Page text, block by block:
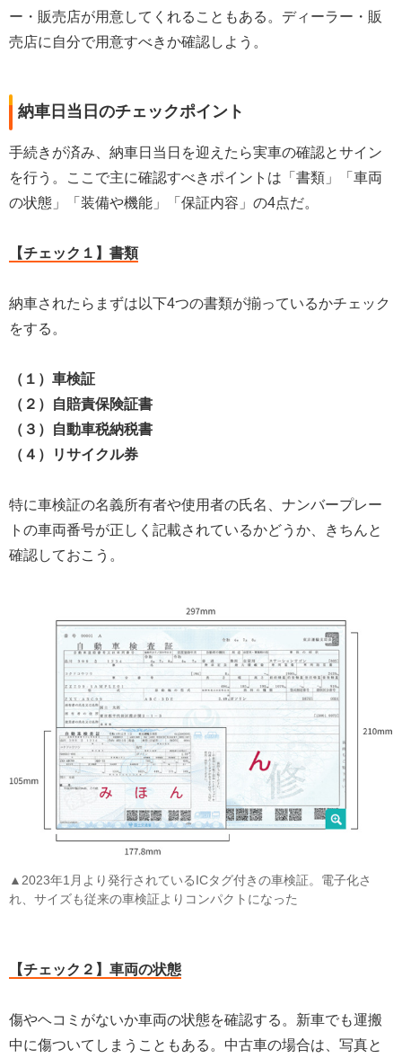
ー・販売店が用意してくれることもある。ディーラー・販
売店に自分で用意すべきか確認しよう。
納車日当日のチェックポイント
手続きが済み、納車日当日を迎えたら実車の確認とサイン
を行う。ここで主に確認すべきポイントは「書類」「車両
の状態」「装備や機能」「保証内容」の4点だ。
【チェック１】書類
納車されたらまずは以下4つの書類が揃っているかチェック
をする。
（１）車検証
（２）自賠責保険証書
（３）自動車税納税書
（４）リサイクル券
特に車検証の名義所有者や使用者の氏名、ナンバープレー
トの車両番号が正しく記載されているかどうか、きちんと
確認しておこう。
▲2023年1月より発行されているICタグ付きの車検証。電子化さ
れ、サイズも従来の車検証よりコンパクトになった
【チェック２】車両の状態
傷やヘコミがないか車両の状態を確認する。新車でも運搬
中に傷ついてしまうこともある。中古車の場合は、写真と